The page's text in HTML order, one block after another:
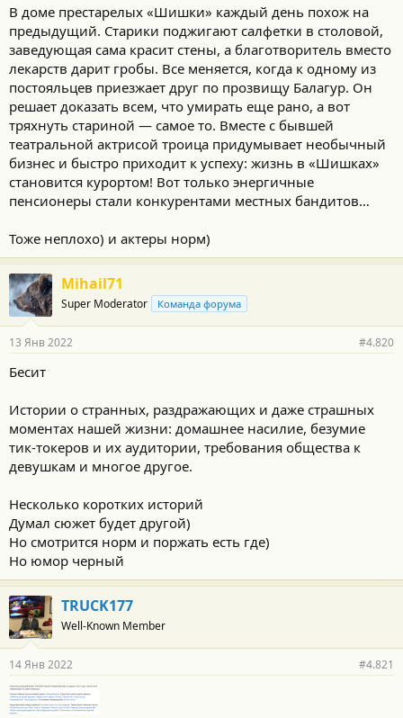
и
:
В доме престарелых «Шишки» каждый день похож на
предыдущий. Старики поджигают салфетки в столовой,
заведующая сама красит стены, а благотворитель вместо
лекарств дарит гробы. Все меняется, когда к одному из
постояльцев приезжает друг по прозвищу Балагур. Он
решает доказать всем, что умирать еще рано, а вот
тряхнуть стариной — самое то. Вместе с бывшей
театральной актрисой троица придумывает необычный
бизнес и быстро приходит к успеху: жизнь в «Шишках»
становится курортом! Вот только энергичные
пенсионеры стали конкурентами местных бандитов…
Тоже неплохо) и актеры норм)
Mihail71
Super Moderator Команда форума
13 Янв 2022 #4.820
Бесит
Истории о странных, раздражающих и даже страшных
моментах нашей жизни: домашнее насилие, безумие
тик-токеров и их аудитории, требования общества к
девушкам и многое другое.
Несколько коротких историй
Думал сюжет будет другой)
Но смотрится норм и поржать есть где)
Но юмор черный
TRUCK177
Well-Known Member
14 Янв 2022 #4.821